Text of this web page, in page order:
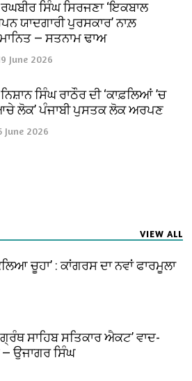
ਰਘਬੀਰ ਸਿੰਘ ਸਿਰਜਣਾ ‘ਇਕਬਾਲ
ਯਾਦਗਾਰੀ ਪੁਰਸਕਾਰ’ ਨਾਲ਼
— ਸਤਨਾਮ ਢਾਅ
June 2026
ਨਿਸ਼ਾਨ ਸਿੰਘ ਰਾਠੌਰ ਦੀ ‘ਕਾਫ਼ਲਿਆਂ ’ਚ
ਲੋਕ’ ਪੰਜਾਬੀ ਪੁਸਤਕ ਲੋਕ ਅਰਪਣ
June 2026
VIEW ALL
ਚੂਹਾ’ : ਕਾਂਗਰਸ ਦਾ ਨਵਾਂ ਫਾਰਮੂਲਾ
ਸਾਹਿਬ ਸਤਿਕਾਰ ਐਕਟ’ ਵਾਦ-
— ਉਜਾਗਰ ਸਿੰਘ